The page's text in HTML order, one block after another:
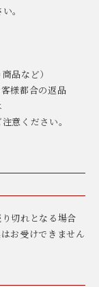
。
品など）
様都合の返品
意ください。
切れとなる場合
お受けできません